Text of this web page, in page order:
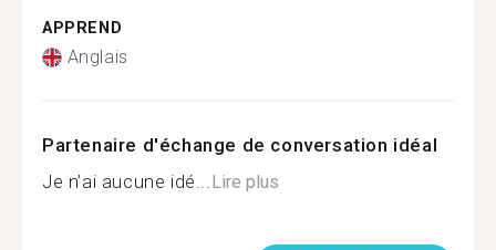
APPREND
Anglais
Partenaire d'échange de conversation idéal
Je n’ai aucune idé...Lire plus